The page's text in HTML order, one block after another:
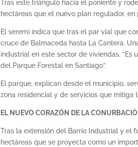
Tras este triángulo hacia el poniente y
hectáreas que el nuevo plan regulador,
El seremi indica que tras el par vial que
cruce de Balmaceda hasta La Cantera.
industrial en este sector de viviendas.
del Parque Forestal en Santiago”.
El parque, explican desde el municipio,
zona residencial y de servicios que mitiga
EL NUEVO CORAZÓN DE LA
Tras la extensión del Barrio Industrial y el
hectáreas que se proyecta como un